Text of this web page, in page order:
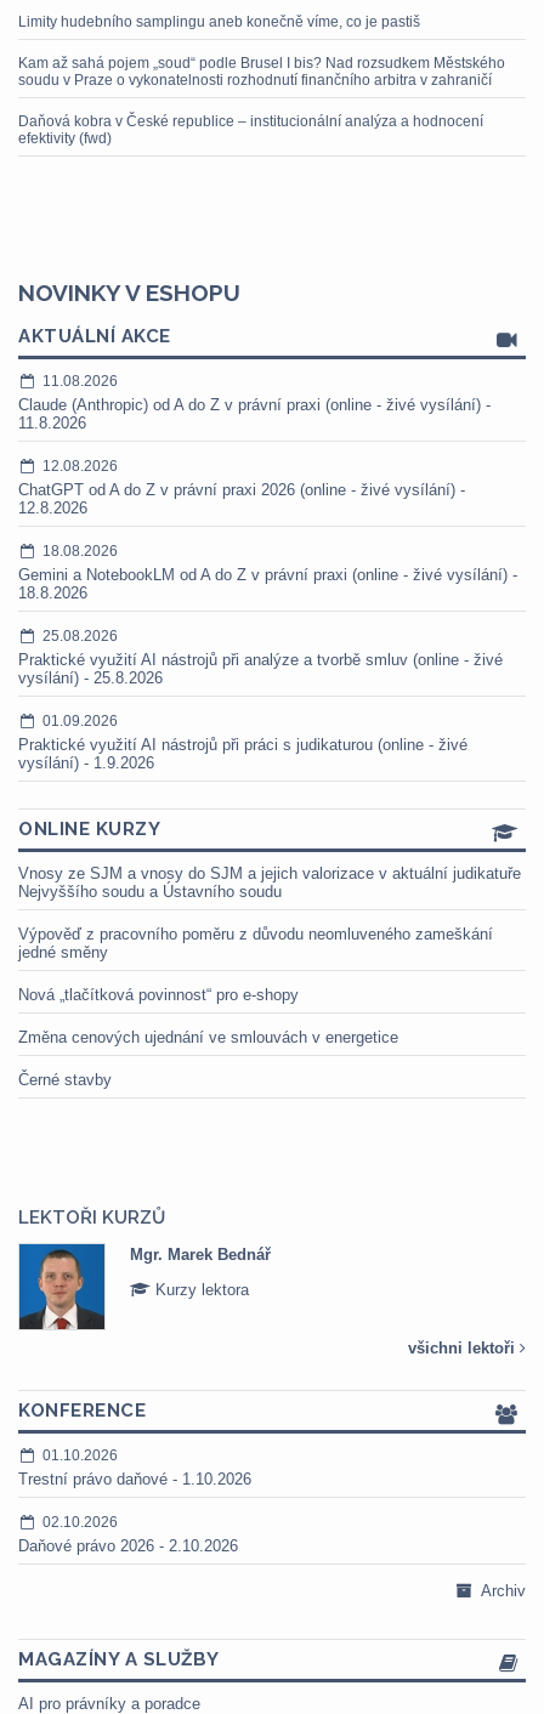
Limity hudebního samplingu aneb konečně víme, co je pastiš
Kam až sahá pojem „soud“ podle Brusel I bis? Nad rozsudkem Městského
soudu v Praze o vykonatelnosti rozhodnutí finančního arbitra v zahraničí
Daňová kobra v České republice – institucionální analýza a hodnocení
efektivity (fwd)
NOVINKY V ESHOPU
AKTUÁLNÍ AKCE
11.08.2026
Claude (Anthropic) od A do Z v právní praxi (online - živé vysílání) -
11.8.2026
12.08.2026
ChatGPT od A do Z v právní praxi 2026 (online - živé vysílání) -
12.8.2026
18.08.2026
Gemini a NotebookLM od A do Z v právní praxi (online - živé vysílání) -
18.8.2026
25.08.2026
Praktické využití AI nástrojů při analýze a tvorbě smluv (online - živé
vysílání) - 25.8.2026
01.09.2026
Praktické využití AI nástrojů při práci s judikaturou (online - živé
vysílání) - 1.9.2026
ONLINE KURZY
Vnosy ze SJM a vnosy do SJM a jejich valorizace v aktuální judikatuře
Nejvyššího soudu a Ústavního soudu
Výpověď z pracovního poměru z důvodu neomluveného zameškání
jedné směny
Nová „tlačítková povinnost“ pro e-shopy
Změna cenových ujednání ve smlouvách v energetice
Černé stavby
LEKTOŘI KURZŮ
Mgr. Marek Bednář
Kurzy lektora
všichni lektoři
KONFERENCE
01.10.2026
Trestní právo daňové - 1.10.2026
02.10.2026
Daňové právo 2026 - 2.10.2026
Archiv
MAGAZÍNY A SLUŽBY
AI pro právníky a poradce